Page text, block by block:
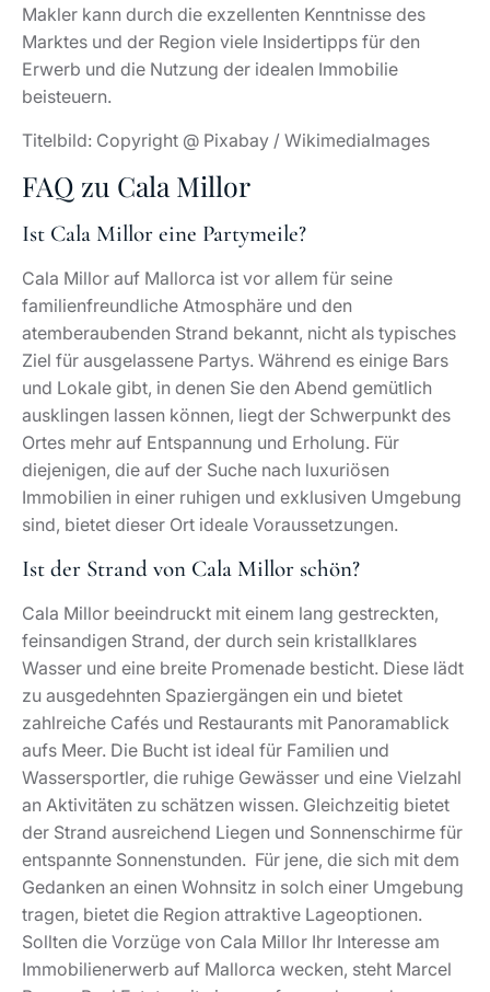
Makler kann durch die exzellenten Kenntnisse des
Marktes und der Region viele Insidertipps für den
Erwerb und die Nutzung der idealen Immobilie
beisteuern.
Titelbild: Copyright @ Pixabay / WikimediaImages
FAQ zu Cala Millor
Ist Cala Millor eine Partymeile?
Cala Millor auf Mallorca ist vor allem für seine
familienfreundliche Atmosphäre und den
atemberaubenden Strand bekannt, nicht als typisches
Ziel für ausgelassene Partys. Während es einige Bars
und Lokale gibt, in denen Sie den Abend gemütlich
ausklingen lassen können, liegt der Schwerpunkt des
Ortes mehr auf Entspannung und Erholung. Für
diejenigen, die auf der Suche nach luxuriösen
Immobilien in einer ruhigen und exklusiven Umgebung
sind, bietet dieser Ort ideale Voraussetzungen.
Ist der Strand von Cala Millor schön?
Cala Millor beeindruckt mit einem lang gestreckten,
feinsandigen Strand, der durch sein kristallklares
Wasser und eine breite Promenade besticht. Diese lädt
zu ausgedehnten Spaziergängen ein und bietet
zahlreiche Cafés und Restaurants mit Panoramablick
aufs Meer. Die Bucht ist ideal für Familien und
Wassersportler, die ruhige Gewässer und eine Vielzahl
an Aktivitäten zu schätzen wissen. Gleichzeitig bietet
der Strand ausreichend Liegen und Sonnenschirme für
entspannte Sonnenstunden. Für jene, die sich mit dem
Gedanken an einen Wohnsitz in solch einer Umgebung
tragen, bietet die Region attraktive Lageoptionen.
Sollten die Vorzüge von Cala Millor Ihr Interesse am
Immobilienerwerb auf Mallorca wecken, steht Marcel